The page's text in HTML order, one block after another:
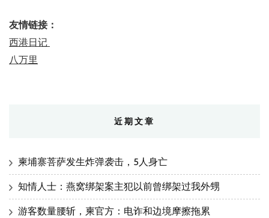
友情链接：
西港日记
八万里
近期文章
柬埔寨菩萨发生炸弹袭击，5人身亡
知情人士：燕窝绑架案主犯以前曾绑架过我外甥
游客数量腰斩，柬官方：电诈和边境摩擦拖累